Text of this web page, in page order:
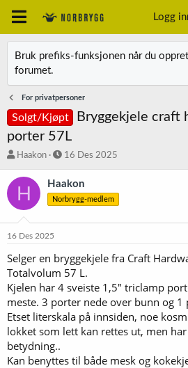
Logg
Bruk prefiks-funksjonen når du
forumet.
For privatpersoner
Solgt/Kjøpt
Bryggekjele craft
porter 57L
T
å
d
t
r
Haakon
S
a
r
t
o
16 Des 2025
H Haakon
Norbrygg-medlem
16 Des 2025
Selger en bryggekjele fra Craft
Totalvolum 57 L.
Kjelen har 4 sveiste 1,5" triclamp
meste. 3 porter nede over bunn og 1
Etset literskala på innsiden, noe
lokket som lett kan rettes ut, men
betydning..
Kan benyttes til både mesk og